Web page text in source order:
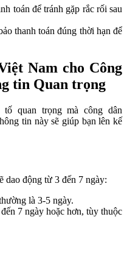
toán để tránh gặp rắc rối sau
thanh toán đúng thời hạn để
Nam cho Công
tin Quan trọng
quan trọng mà công dân
tin này sẽ giúp bạn lên kế
dao động từ 3 đến 7 ngày:
là 3-5 ngày.
7 ngày hoặc hơn, tùy thuộc